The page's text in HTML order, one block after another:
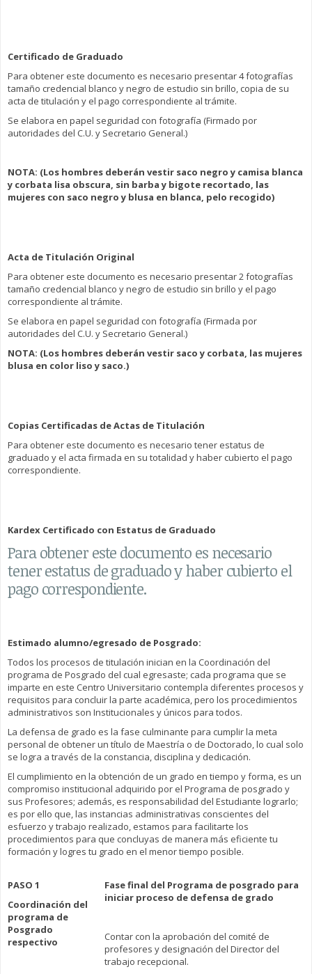
Certificado de Graduado
Para obtener este documento es necesario presentar 4 fotografías
tamaño credencial blanco y negro de estudio sin brillo, copia de su
acta de titulación y el pago correspondiente al trámite.
Se elabora en papel seguridad con fotografía (Firmado por
autoridades del C.U. y Secretario General.)
NOTA: (Los hombres deberán vestir saco negro y camisa blanca
y corbata lisa obscura, sin barba y bigote recortado, las
mujeres con saco negro y blusa en blanca, pelo recogido)
Acta de Titulación Original
Para obtener este documento es necesario presentar 2 fotografías
tamaño credencial blanco y negro de estudio sin brillo y el pago
correspondiente al trámite.
Se elabora en papel seguridad con fotografía (Firmada por
autoridades del C.U. y Secretario General.)
NOTA: (Los hombres deberán vestir saco y corbata, las mujeres
blusa en color liso y saco.)
Copias Certificadas de Actas de Titulación
Para obtener este documento es necesario tener estatus de
graduado y el acta firmada en su totalidad y haber cubierto el pago
correspondiente.
Kardex Certificado con Estatus de Graduado
Para obtener este documento es necesario
tener estatus de graduado y haber cubierto el
pago correspondiente.
Estimado alumno/egresado de Posgrado:
Todos los procesos de titulación inician en la Coordinación del
programa de Posgrado del cual egresaste; cada programa que se
imparte en este Centro Universitario contempla diferentes procesos y
requisitos para concluir la parte académica, pero los procedimientos
administrativos son Institucionales y únicos para todos.
La defensa de grado es la fase culminante para cumplir la meta
personal de obtener un título de Maestría o de Doctorado, lo cual solo
se logra a través de la constancia, disciplina y dedicación.
El cumplimiento en la obtención de un grado en tiempo y forma, es un
compromiso institucional adquirido por el Programa de posgrado y
sus Profesores; además, es responsabilidad del Estudiante lograrlo;
es por ello que, las instancias administrativas conscientes del
esfuerzo y trabajo realizado, estamos para facilitarte los
procedimientos para que concluyas de manera más eficiente tu
formación y logres tu grado en el menor tiempo posible.
PASO 1
Coordinación del
programa de
Posgrado
respectivo
Fase final del Programa de posgrado para
iniciar proceso de defensa de grado
Contar con la aprobación del comité de
profesores y designación del Director del
trabajo recepcional.